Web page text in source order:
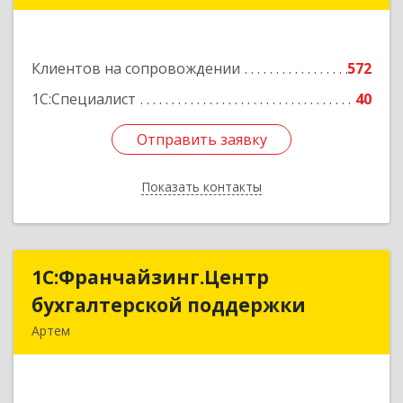
Клиентов на сопровождении
572
1С:Специалист
40
Отправить заявку
Показать контакты
Отправить заявку
Назад
1С:Франчайзинг.Центр
бухгалтерской поддержки
Артем
1С:Франчайзинг.Центр
бухгалтерской поддержки